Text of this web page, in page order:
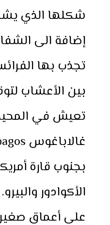
شكلها الذي
إضافة الى
تجذب بها
بين الأعشاب
تعيش في
بجنوب قارة
الأكوادور